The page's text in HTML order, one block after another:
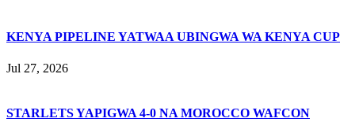
KENYA PIPELINE YATWAA UBINGWA WA KENYA CUP
Jul 27, 2026
STARLETS YAPIGWA 4-0 NA MOROCCO WAFCON